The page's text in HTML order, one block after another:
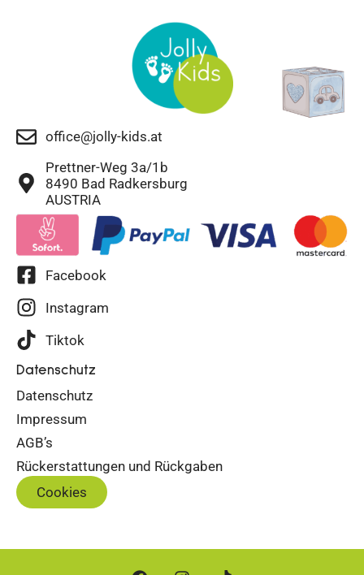
office@jolly-kids.at
Prettner-Weg 3a/1b
8490 Bad Radkersburg
AUSTRIA
Facebook
Instagram
Tiktok
Datenschutz
Datenschutz
Impressum
AGB’s
Rückerstattungen und Rückgaben
Cookies